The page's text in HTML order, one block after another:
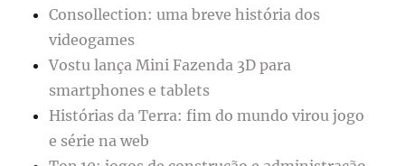
Consollection: uma breve história dos
videogames
Vostu lança Mini Fazenda 3D para
smartphones e tablets
Histórias da Terra: fim do mundo virou jogo
e série na web